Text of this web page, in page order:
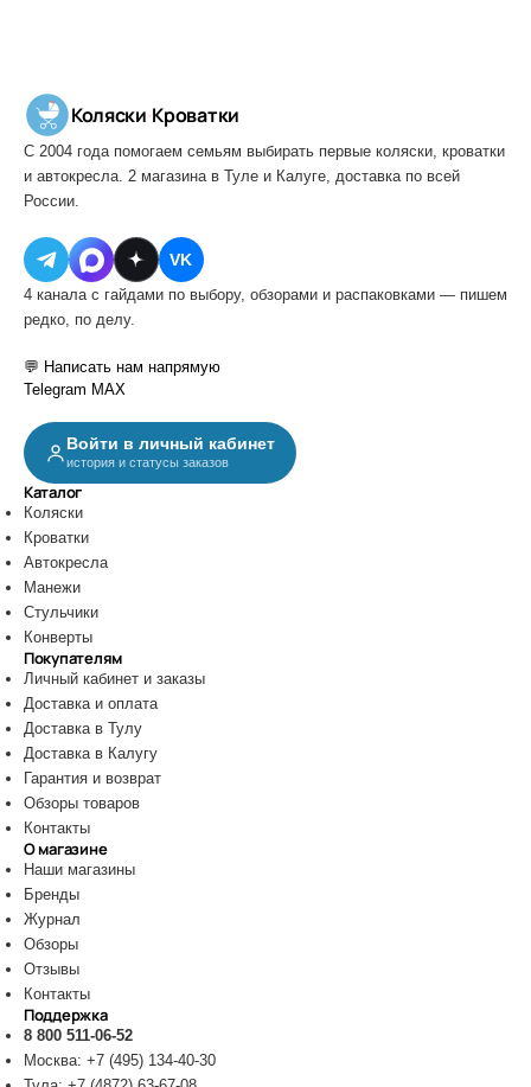
Коляски·Кроватки
С 2004 года помогаем семьям выбирать первые коляски, кроватки
и автокресла. 2 магазина в Туле и Калуге, доставка по всей
России.
VK
4 канала с гайдами по выбору, обзорами и распаковками — пишем
редко, по делу.
💬 Написать нам напрямую
Telegram MAX
Войти в личный кабинет
история и статусы заказов
Каталог
Коляски
Кроватки
Автокресла
Манежи
Стульчики
Конверты
Покупателям
Личный кабинет и заказы
Доставка и оплата
Доставка в Тулу
Доставка в Калугу
Гарантия и возврат
Обзоры товаров
Контакты
О магазине
Наши магазины
Бренды
Журнал
Обзоры
Отзывы
Контакты
Поддержка
8 800 511-06-52
Москва: +7 (495) 134-40-30